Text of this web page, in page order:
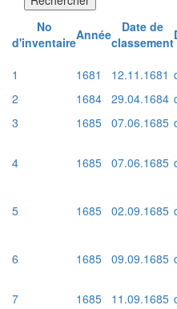
No
d'inventaireAnnée
Date de
classement
1
1681 12.11.1681
2
1684 29.04.1684
3
1685 07.06.1685
4 1685 07.06.1685
5 1685 02.09.1685
6 1685 09.09.1685
7 1685 11.09.1685